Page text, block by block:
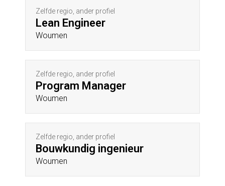
Zelfde regio, ander profiel
Lean Engineer
Woumen
Zelfde regio, ander profiel
Program Manager
Woumen
Zelfde regio, ander profiel
Bouwkundig ingenieur
Woumen